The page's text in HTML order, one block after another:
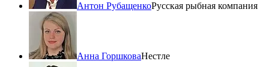
Антон РубащенкоРусская рыбная компания
Анна ГоршковаНестле